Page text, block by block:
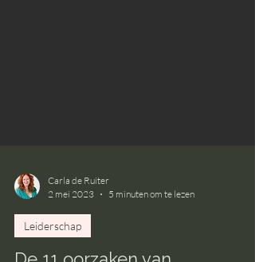
2 mei 2023
Leiderschap